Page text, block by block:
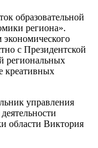
образовательной
региона».
с Президентской
региональных
креативных
управления
области Виктория